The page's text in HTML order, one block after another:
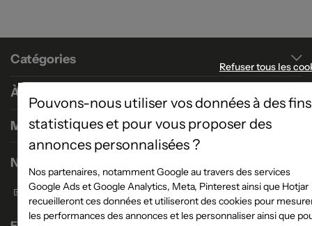
Catégories
À propos
Magasins
Nous contacter
Formulaire de contact
Refuser tous les
Pouvons-nous utiliser vos données à des fins
statistiques et pour vous proposer des
annonces personnalisées ?
Nos partenaires, notamment Google au travers des services
Google Ads et Google Analytics, Meta, Pinterest ainsi que Hotjar
recueilleront ces données et utiliseront des cookies pour
les performances des annonces et les personnaliser ainsi que